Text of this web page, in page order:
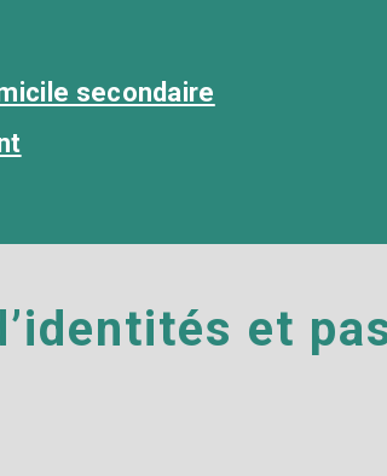
secondaire
et